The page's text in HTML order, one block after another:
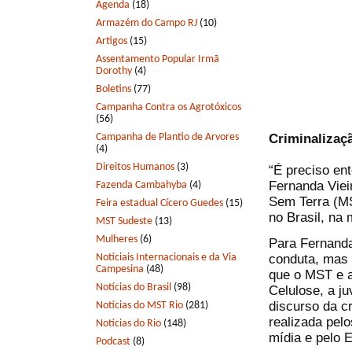
Agenda (18)
Armazém do Campo RJ (10)
Artigos (15)
Assentamento Popular Irmã
Dorothy (4)
Boletins (77)
Campanha Contra os Agrotóxicos
(56)
Campanha de Plantio de Arvores
(4)
Direitos Humanos (3)
Fazenda Cambahyba (4)
Feira estadual Cícero Guedes (15)
MST Sudeste (13)
Mulheres (6)
Notíciais Internacionais e da Via
Campesina (48)
Notícias do Brasil (98)
Notícias do MST Rio (281)
Notícias do Rio (148)
Podcast (8)
“É preciso
Fernanda
Sem Terra
no Brasil, na
Para
conduta, mas
que o MST e
Celulose, a
discurso da
realizada
mídia e pelo